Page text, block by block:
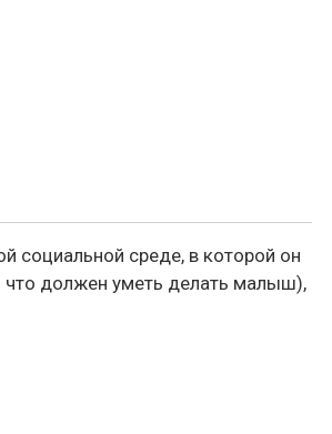
социальной среде, в которой он
что должен уметь делать малыш),